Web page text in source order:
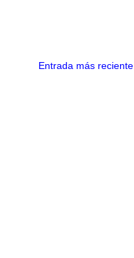
Entrada más reciente